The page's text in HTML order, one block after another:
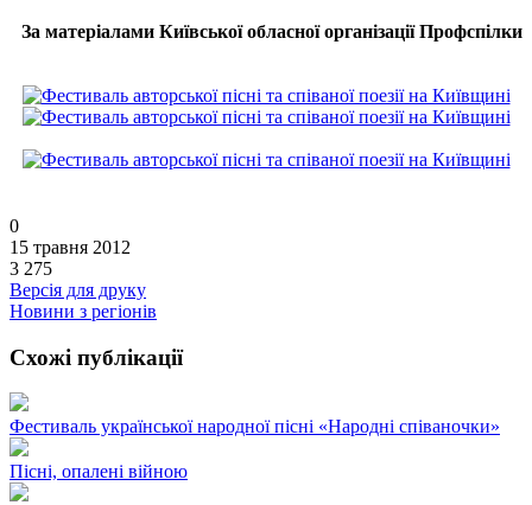
За матеріалами Київської обласної організації Профспілки
0
15 травня 2012
3 275
Версія для друку
Новини з регіонів
Схожі публікації
Фестиваль української народної пісні «Народні співаночки»
Пісні, опалені війною